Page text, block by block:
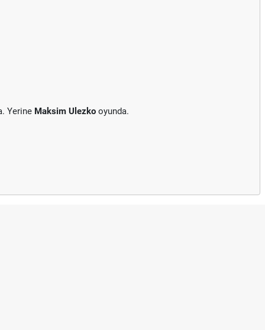
Yerine Maksim Ulezko oyunda.